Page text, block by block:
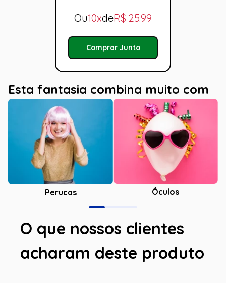
Ou10xdeR$ 25.99
Comprar Junto
Esta fantasia combina muito com
Perucas Óculos
O que nossos clientes
acharam deste produto